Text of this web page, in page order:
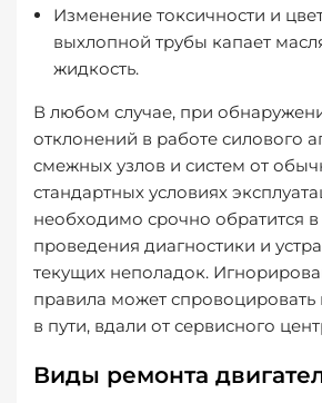
Изменение токсичности и
выхлопной трубы капает
жидкость.
В любом случае, при
отклонений в работе силового
смежных узлов и систем от
стандартных условиях
необходимо срочно обратится в
проведения диагностики и
текущих неполадок.
правила может
в пути, вдали от сервисного
Виды ремонта